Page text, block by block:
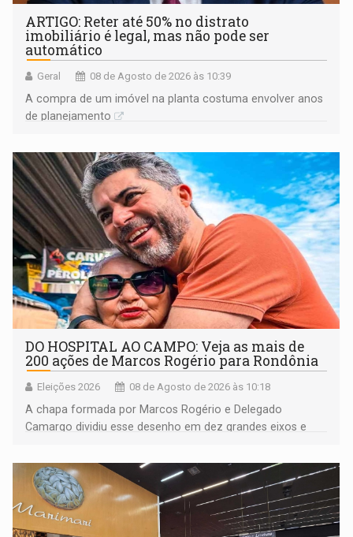
ARTIGO: Reter até 50% no distrato
imobiliário é legal, mas não pode ser
automático
Geral 08 de Agosto de 2026 às 10:39
A compra de um imóvel na planta costuma envolver anos
de planejamento
DO HOSPITAL AO CAMPO: Veja as mais de
200 ações de Marcos Rogério para Rondônia
Eleições 2026 08 de Agosto de 2026 às 10:18
A chapa formada por Marcos Rogério e Delegado
Camargo dividiu esse desenho em dez grandes eixos e